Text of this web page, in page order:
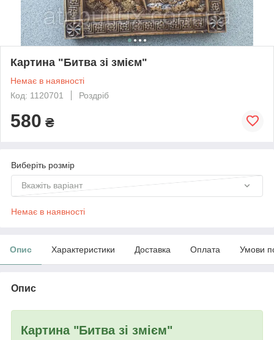
Картина "Битва зі змієм"
Немає в наявності
Код: 1120701
Роздріб
580 ₴
Виберіть розмір
Вкажіть варіант
Немає в наявності
Опис Характеристики Доставка Оплата Умови
Опис
Картина "Битва зі змієм"